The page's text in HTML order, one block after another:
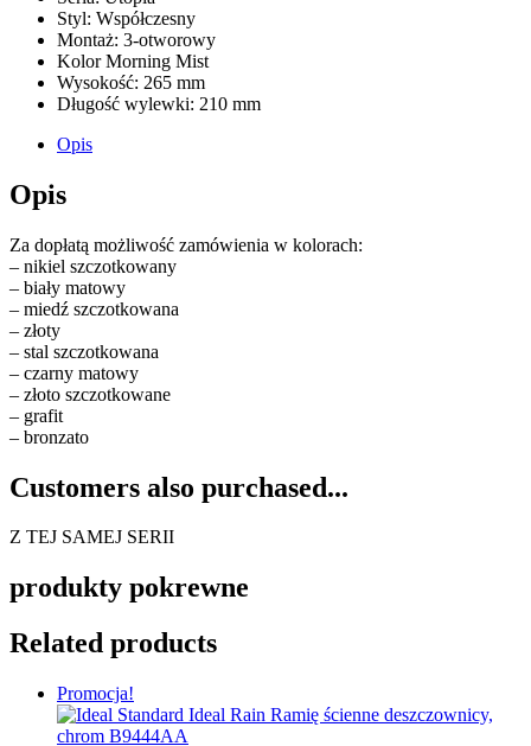
Styl: Współczesny
Montaż: 3-otworowy
Kolor Morning Mist
Wysokość: 265 mm
Długość wylewki: 210 mm
Opis
Opis
Za dopłatą możliwość zamówienia w kolorach:
– nikiel szczotkowany
– biały matowy
– miedź szczotkowana
– złoty
– stal szczotkowana
– czarny matowy
– złoto szczotkowane
– grafit
– bronzato
Customers also purchased...
Z TEJ SAMEJ SERII
produkty pokrewne
Related products
Promocja!